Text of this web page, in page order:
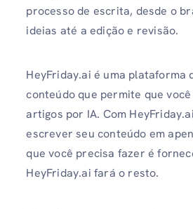
processo de escrita, desde o
ideias até a edição e revisão.
HeyFriday.ai é uma plataforma
conteúdo que permite que
artigos por IA. Com
escrever seu conteúdo em
que você precisa fazer é
HeyFriday.ai fará o resto.